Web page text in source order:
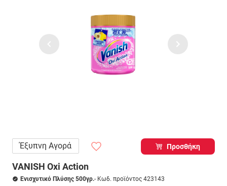
Έξυπνη Αγορά Προσθήκη
VANISH Oxi Action
Ενισχυτικό Πλύσης 500γρ.- Κωδ. προϊόντος 423143